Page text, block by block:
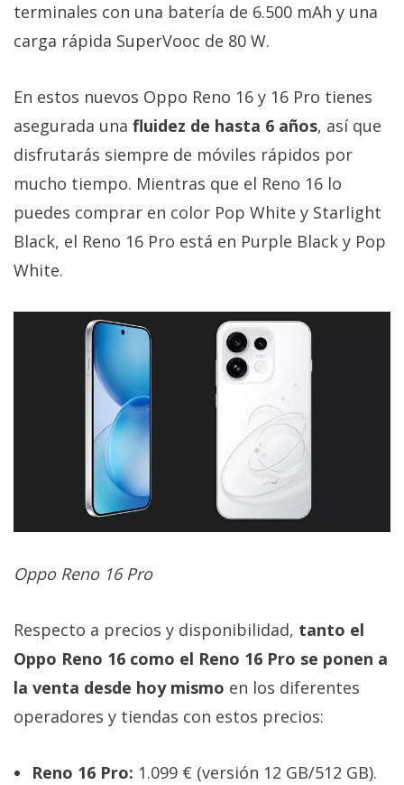
terminales con una batería de 6.500 mAh y una
carga rápida SuperVooc de 80 W.
En estos nuevos Oppo Reno 16 y 16 Pro tienes
asegurada una fluidez de hasta 6 años, así que
disfrutarás siempre de móviles rápidos por
mucho tiempo. Mientras que el Reno 16 lo
puedes comprar en color Pop White y Starlight
Black, el Reno 16 Pro está en Purple Black y Pop
White.
Oppo Reno 16 Pro
Respecto a precios y disponibilidad, tanto el
Oppo Reno 16 como el Reno 16 Pro se ponen a
la venta desde hoy mismo en los diferentes
operadores y tiendas con estos precios:
Reno 16 Pro: 1.099 € (versión 12 GB/512 GB).